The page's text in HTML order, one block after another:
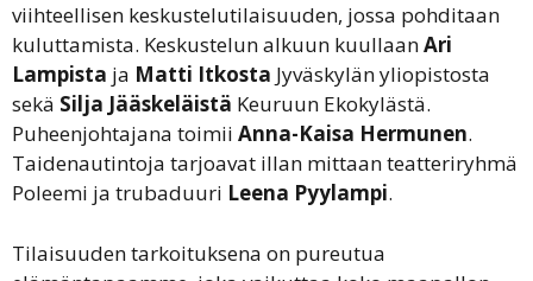
viihteellisen keskustelutilaisuuden, jossa pohditaan
kuluttamista. Keskustelun alkuun kuullaanAri
Lampista ja Matti Itkosta Jyväskylän yliopistosta
sekä Silja Jääskeläistä Keuruun Ekokylästä.
Puheenjohtajana toimii Anna-Kaisa Hermunen.
Taidenautintoja tarjoavat illan mittaan teatteriryhmä
Poleemi ja trubaduuri Leena Pyylampi.
Tilaisuuden tarkoituksena on pureutua